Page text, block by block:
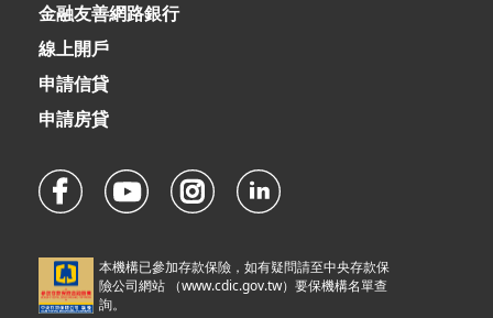
金融友善網路銀行
線上開戶
申請信貸
申請房貸
本機構已參加存款保險，如有疑問請至中央存款保
險公司網站 （www.cdic.gov.tw）要保機構名單查
詢。